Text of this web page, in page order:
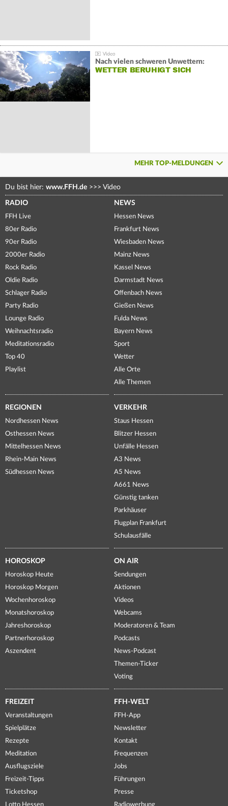
Nach vielen schweren Unwettern:
WETTER BERUHIGT SICH
MEHR TOP-MELDUNGEN
Du bist hier: www.FFH.de >>> Video
RADIO
FFH Live
80er Radio
90er Radio
2000er Radio
Rock Radio
Oldie Radio
Schlager Radio
Party Radio
Lounge Radio
Weihnachtsradio
Meditationsradio
Top 40
Playlist
NEWS
Hessen News
Frankfurt News
Wiesbaden News
Mainz News
Kassel News
Darmstadt News
Offenbach News
Gießen News
Fulda News
Bayern News
Sport
Wetter
Alle Orte
Alle Themen
REGIONEN
Nordhessen News
Osthessen News
Mittelhessen News
Rhein-Main News
Südhessen News
VERKEHR
Staus Hessen
Blitzer Hessen
Unfälle Hessen
A3 News
A5 News
A661 News
Günstig tanken
Parkhäuser
Flugplan Frankfurt
Schulausfälle
HOROSKOP
Horoskop Heute
Horoskop Morgen
Wochenhoroskop
Monatshoroskop
Jahreshoroskop
Partnerhoroskop
Aszendent
ON AIR
Sendungen
Aktionen
Videos
Webcams
Moderatoren & Team
Podcasts
News-Podcast
Themen-Ticker
Voting
FREIZEIT
Veranstaltungen
Spielplätze
Rezepte
Meditation
Ausflugsziele
Freizeit-Tipps
Ticketshop
Lotto Hessen
FFH-WELT
FFH-App
Newsletter
Kontakt
Frequenzen
Jobs
Führungen
Presse
Radiowerbung